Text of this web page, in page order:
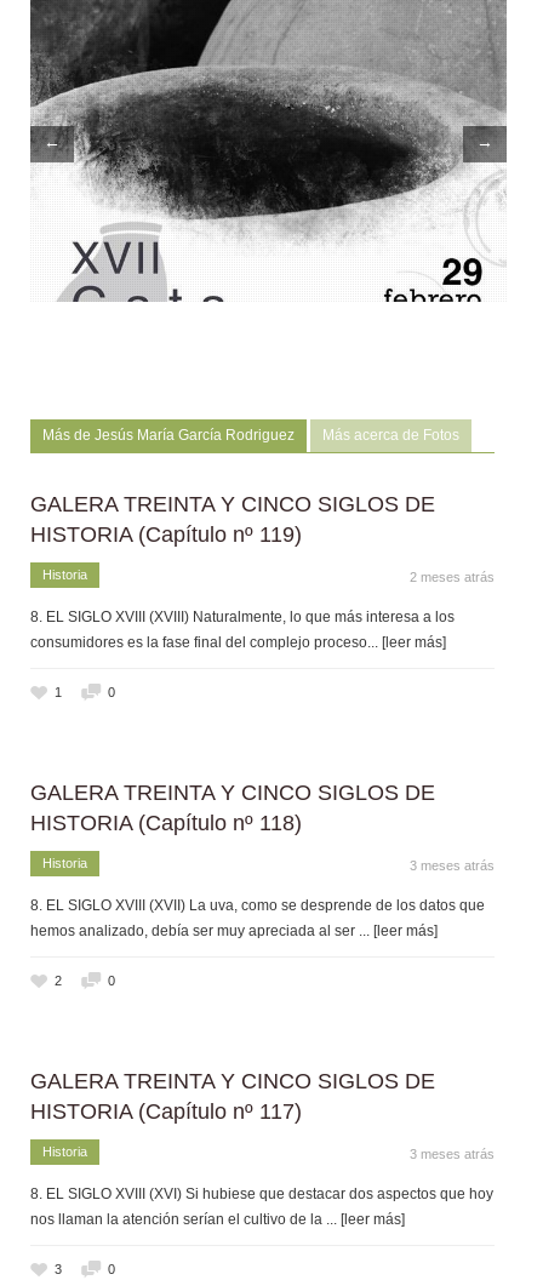
← →
Más de Jesús María García Rodriguez Más acerca de Fotos
GALERA TREINTA Y CINCO SIGLOS DE
HISTORIA (Capítulo nº 119)
Historia 2 meses atrás
8. EL SIGLO XVIII (XVIII) Naturalmente, lo que más interesa a los
consumidores es la fase final del complejo proceso... [leer más]
1 0
GALERA TREINTA Y CINCO SIGLOS DE
HISTORIA (Capítulo nº 118)
Historia 3 meses atrás
8. EL SIGLO XVIII (XVII) La uva, como se desprende de los datos que
hemos analizado, debía ser muy apreciada al ser ... [leer más]
2 0
GALERA TREINTA Y CINCO SIGLOS DE
HISTORIA (Capítulo nº 117)
Historia 3 meses atrás
8. EL SIGLO XVIII (XVI) Si hubiese que destacar dos aspectos que hoy
nos llaman la atención serían el cultivo de la ... [leer más]
3 0